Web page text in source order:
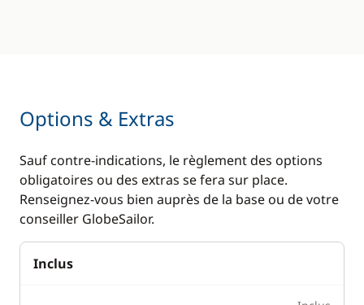
Options & Extras
Sauf contre-indications, le règlement des options
obligatoires ou des extras se fera sur place.
Renseignez-vous bien auprès de la base ou de votre
conseiller GlobeSailor.
Inclus